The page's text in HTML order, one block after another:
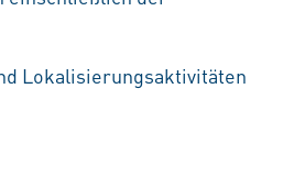
Lokalisierungsaktivitäten